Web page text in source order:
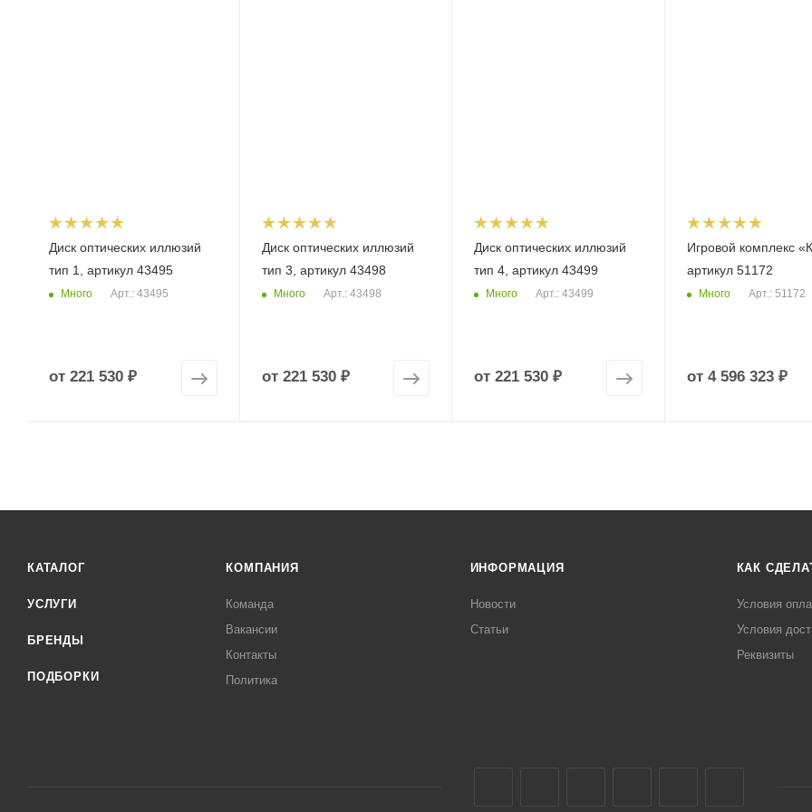
Диск оптических иллюзий
тип 1, артикул 43495
Много Арт.: 43495
от 221 530 ₽
Диск оптических иллюзий
тип 3, артикул 43498
Много Арт.: 43498
от 221 530 ₽
Диск оптических иллюзий
тип 4, артикул 43499
Много Арт.: 43499
от 221 530 ₽
Игровой комплекс
артикул 51172
Много Арт.: 51172
от 4 596 323 ₽
КАТАЛОГ
УСЛУГИ
БРЕНДЫ
ПОДБОРКИ
КОМПАНИЯ
Команда
Вакансии
Контакты
Политика
ИНФОРМАЦИЯ
Новости
Статьи
КАК
Условия
Условия
Реквизиты